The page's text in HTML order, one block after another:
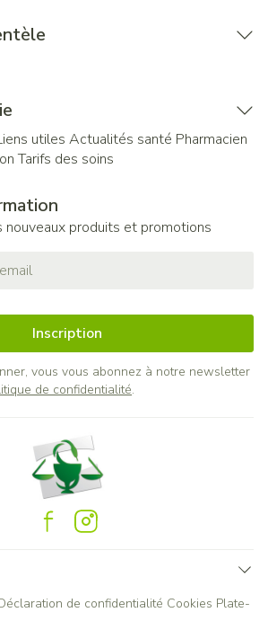
utiles Actualités santé Pharmacien
Tarifs des soins
nouveaux produits et promotions
Inscription
vous vous abonnez à notre newsletter
de confidentialité.
de confidentialité Cookies Plate-